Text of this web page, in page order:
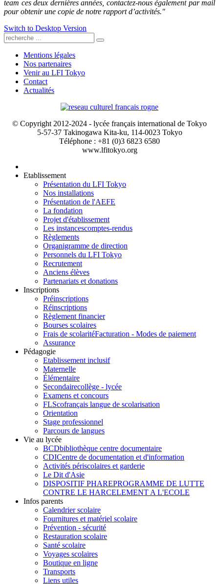
team ces deux dernières années, contactez-nous également par mail
pour obtenir une copie de notre rapport d’activités."
Switch to Desktop Version
Mentions légales
Nos partenaires
Venir au LFI Tokyo
Contact
Actualités
© Copyright 2012-2024 - lycée français international de Tokyo
5-57-37 Takinogawa Kita-ku, 114-0023 Tokyo
Téléphone : +81 (0)3 6823 6580
www.lfitokyo.org
Etablissement
Présentation du LFI Tokyo
Nos installations
Présentation de l'AEFE
La fondation
Projet d'établissement
Les instancescomptes-rendus
Règlements
Organigramme de direction
Personnels du LFI Tokyo
Recrutement
Anciens élèves
Partenariats et donations
Inscriptions
Préinscriptions
Réinscriptions
Règlement financier
Bourses scolaires
Frais de scolaritéFacturation - Modes de paiement
Assurance
Pédagogie
Etablissement inclusif
Maternelle
Élémentaire
Secondairecollège - lycée
Examens et concours
FLScofrançais langue de scolarisation
Orientation
Stage professionnel
Parcours de langues
Vie au lycée
BCDbibliothèque centre documentaire
CDICentre de documentation et d'information
Activités périscolaires et garderie
Le Dit d'Asie
DISPOSITIF PHAREPROGRAMME DE LUTTE
CONTRE LE HARCELEMENT A L'ECOLE
Infos parents
Calendrier scolaire
Fournitures et matériel scolaire
Prévention - sécurité
Restauration scolaire
Santé scolaire
Voyages scolaires
Boutique en ligne
Transports
Liens utiles